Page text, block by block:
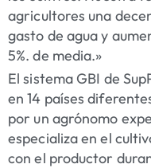
agricultores una
gasto de agua y
5%. de media.»
El sistema GBI de
en 14 países
por un agrónomo
especializa en el
con el productor